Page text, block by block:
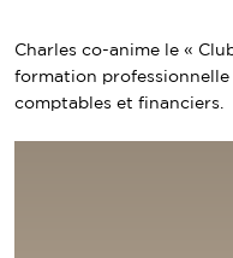
Charles co-anime le «
formation
comptables et financiers.